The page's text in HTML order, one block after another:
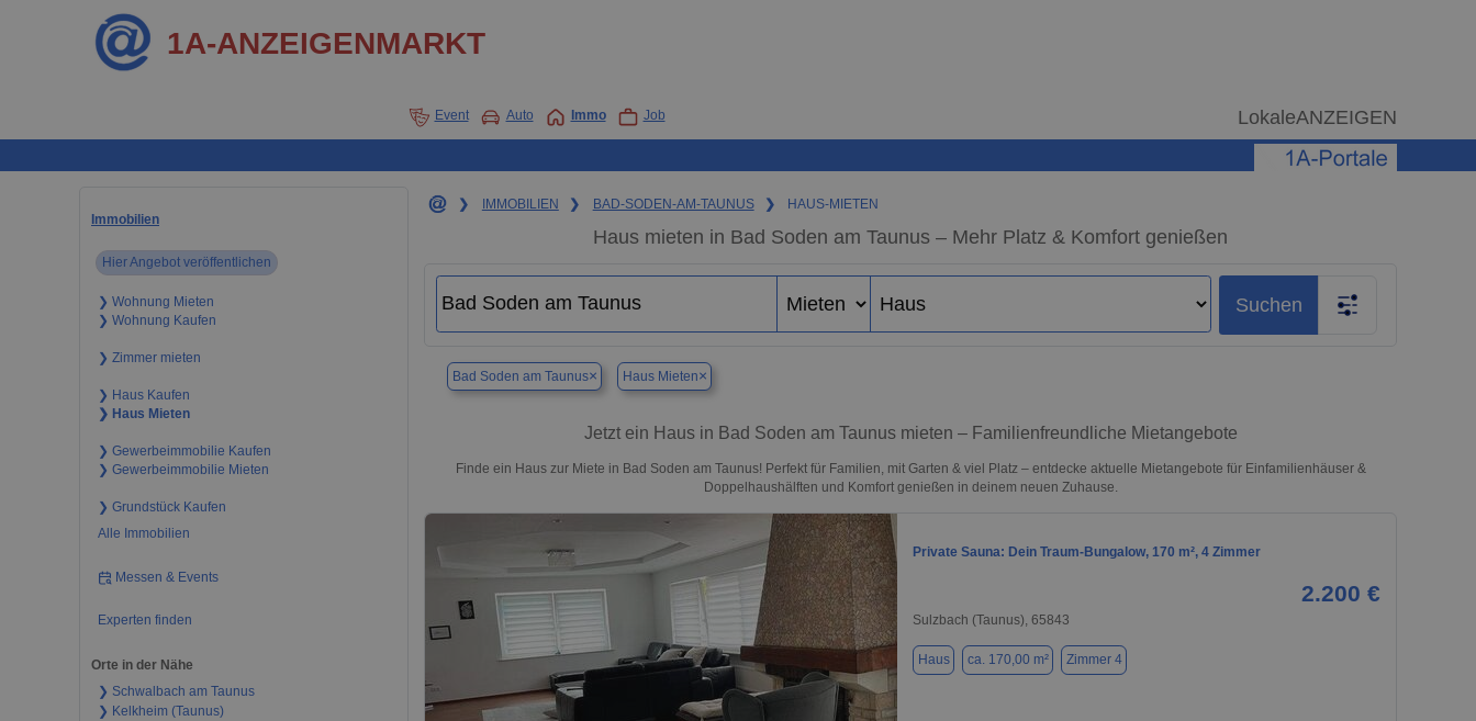
1A-ANZEIGENMARKT
Event Auto Immo Job LokaleANZEIGEN
Immobilien
Hier Angebot veröffentlichen
❯ Wohnung Mieten
❯ Wohnung Kaufen
❯ Zimmer mieten
❯ Haus Kaufen
❯ Haus Mieten
❯ Gewerbeimmobilie Kaufen
❯ Gewerbeimmobilie Mieten
❯ Grundstück Kaufen
Alle Immobilien
Messen & Events
Experten finden
Orte in der Nähe
❯ Schwalbach am Taunus
❯ Kelkheim (Taunus)
❯ IMMOBILIEN ❯ BAD-SODEN-AM-TAUNUS ❯ HAUS-MIETEN
Haus mieten in Bad Soden am Taunus – Mehr Platz & Komfort genießen
Suchen
Bad Soden am Taunus× Haus Mieten×
Jetzt ein Haus in Bad Soden am Taunus mieten – Familienfreundliche Mietangebote
Finde ein Haus zur Miete in Bad Soden am Taunus! Perfekt für Familien, mit Garten & viel Platz – entdecke aktuelle Mietangebote für Einfamilienhäuser &
Doppelhaushälften und Komfort genießen in deinem neuen Zuhause.
Private Sauna: Dein Traum-Bungalow, 170 m², 4 Zimmer
2.200 €
Sulzbach (Taunus), 65843
Haus ca. 170,00 m² Zimmer 4